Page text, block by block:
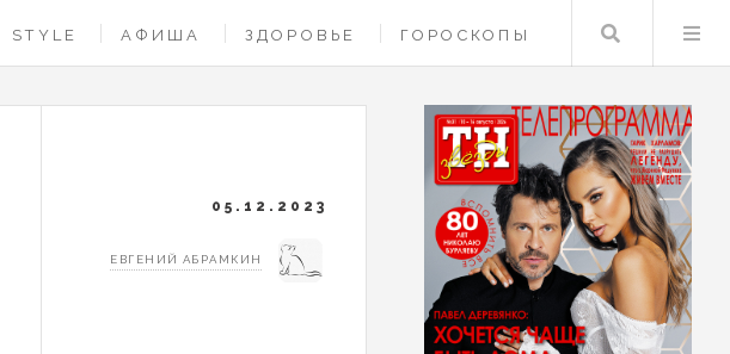
STYLE АФИША ЗДОРОВЬЕ ГОРОСКОПЫ Поиск
05.12.2023
ЕВГЕНИЙ АБРАМКИН